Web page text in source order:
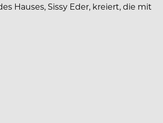
Hauses, Sissy Eder, kreiert, die mit